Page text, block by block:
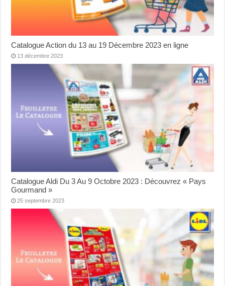
Catalogue Action du 13 au 19 Décembre 2023 en ligne
13 décembre 2023
Catalogue Aldi Du 3 Au 9 Octobre 2023 : Découvrez « Pays
Gourmand »
25 septembre 2023